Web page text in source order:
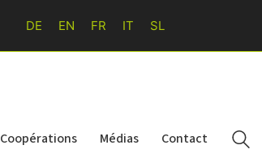
DE EN FR IT SL
Coopérations Médias Contact